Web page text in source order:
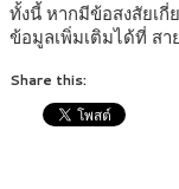
ทั้งนี้ หากมีข้อสงสัยเกี่
ข้อมูลเพิ่มเติมได้ที่ ส
Share this: